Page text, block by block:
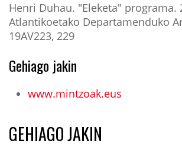
Henri Duhau. "Eleketa"
Atlantikoetako Departamenduko
19AV223, 229
Gehiago jakin
www.mintzoak.eus
GEHIAGO JAKIN